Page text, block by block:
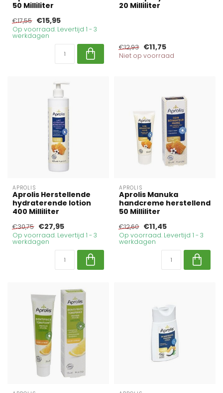
50 Milliliter
€17,55 €15,95
Op voorraad. Levertijd 1 - 3
werkdagen
20 Milliliter
€12,93 €11,75
Niet op voorraad
APROLIS
Aprolis Herstellende
hydraterende lotion
400 Milliliter
€30,75 €27,95
Op voorraad. Levertijd 1 - 3
werkdagen
APROLIS
Aprolis Manuka
handcreme herstellend
50 Milliliter
€12,60 €11,45
Op voorraad. Levertijd 1 - 3
werkdagen